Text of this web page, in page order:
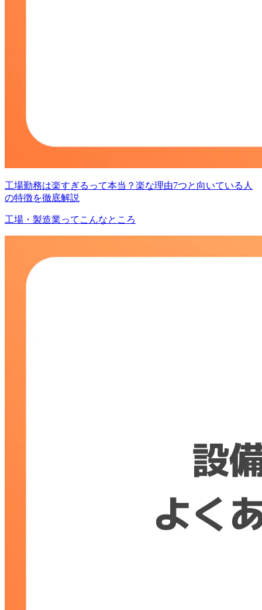
工場勤務は楽すぎるって本当？楽な理由7つと向いている人
の特徴を徹底解説
工場・製造業ってこんなところ